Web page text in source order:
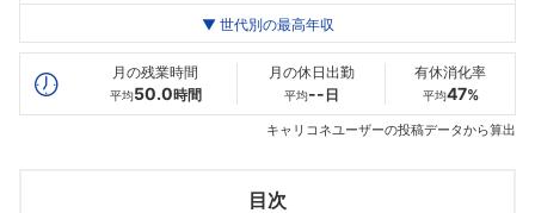
最高年収
20代
--万
30代
550万
--万
▼ 世代別の最高年収
月の残業時間
平均50.0時間
月の休日出勤
平均-- 日
有休消化率
平均47%
キャリコネユーザーの投稿データから算出
目次